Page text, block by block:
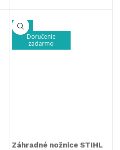
-22%
Doručenie
zadarmo
Záhradné nožnice STIHL